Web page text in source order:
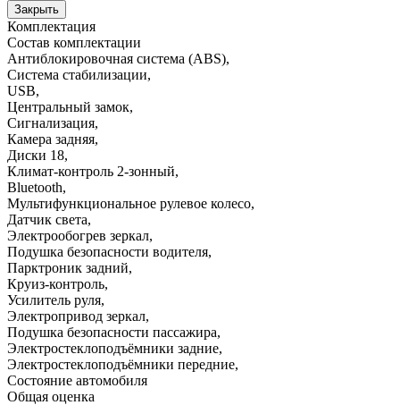
Закрыть
Комплектация
Состав комплектации
Антиблокировочная система (ABS),
Система стабилизации,
USB,
Центральный замок,
Сигнализация,
Камера задняя,
Диски 18,
Климат-контроль 2-зонный,
Bluetooth,
Мультифункциональное рулевое колесо,
Датчик света,
Электрообогрев зеркал,
Подушка безопасности водителя,
Парктроник задний,
Круиз-контроль,
Усилитель руля,
Электропривод зеркал,
Подушка безопасности пассажира,
Электростеклоподъёмники задние,
Электростеклоподъёмники передние,
Состояние автомобиля
Общая оценка